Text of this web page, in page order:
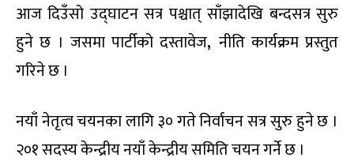
आज दिउँसो उद्घाटन सत्र पश्चात् साँझादेखि बन्दसत्र सुरु
हुने छ । जसमा पार्टीको दस्तावेज, नीति कार्यक्रम प्रस्तुत
गरिने छ ।
नयाँ नेतृत्व चयनका लागि ३० गते निर्वाचन सत्र सुरु हुने छ ।
२०१ सदस्य केन्द्रीय नयाँ केन्द्रीय समिति चयन गर्ने छ ।